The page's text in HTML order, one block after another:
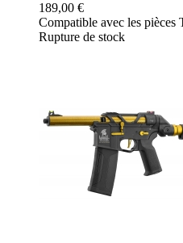
189,00 €
Compatible avec les
Rupture de stock